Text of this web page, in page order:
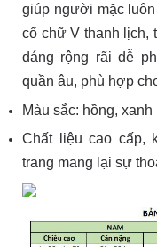
giúp người mặc
cổ chữ V thanh lịch,
dáng rộng rãi dễ
quần âu, phù hợp
Màu sắc: hồng,
Chất liệu cao cấp,
trang mang lại sự